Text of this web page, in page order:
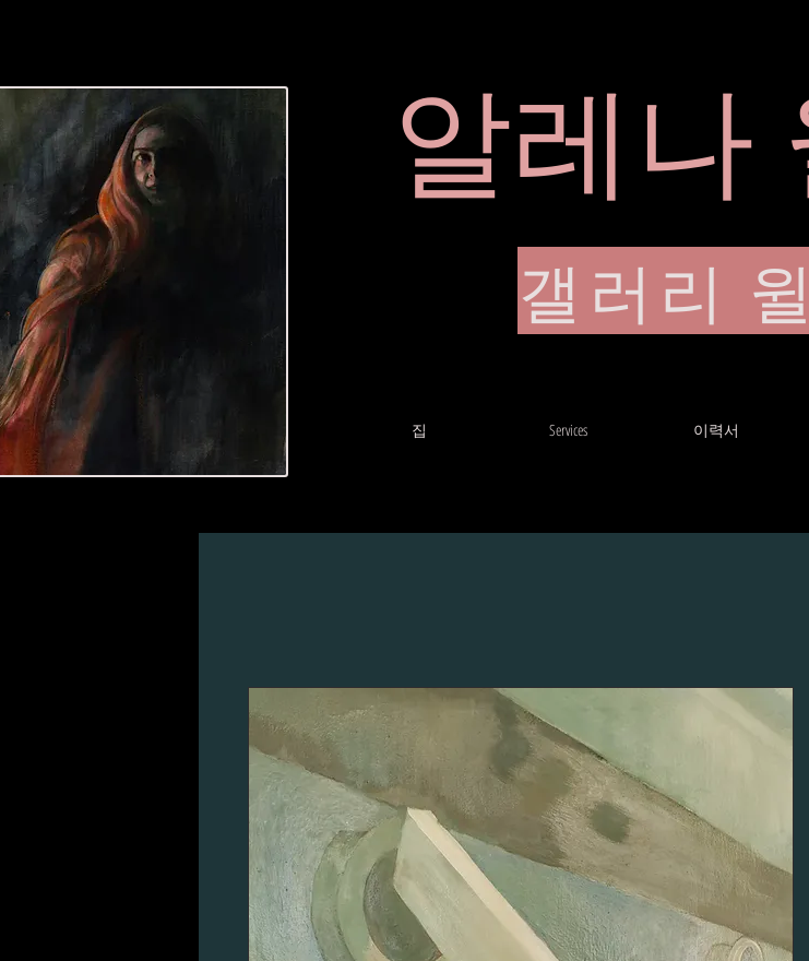
갤러리
알레나
집 Services 이력서
집 Services 이력서